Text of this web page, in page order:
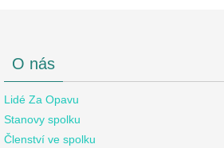
O nás
Lidé Za Opavu
Stanovy spolku
Členství ve spolku